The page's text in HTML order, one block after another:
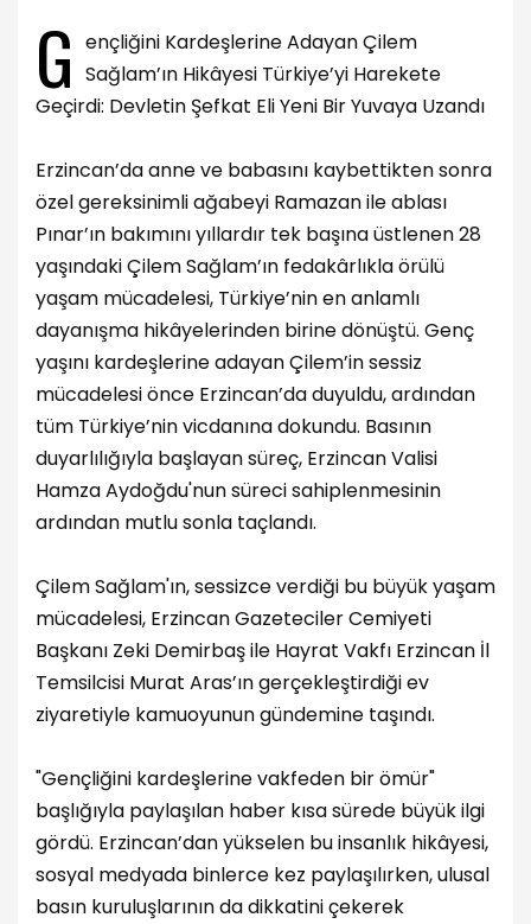
G ençliğini Kardeşlerine Adayan Çilem
Sağlam’ın Hikâyesi Türkiye’yi Harekete
Geçirdi: Devletin Şefkat Eli Yeni Bir Yuvaya Uzandı
Erzincan’da anne ve babasını kaybettikten sonra
özel gereksinimli ağabeyi Ramazan ile ablası
Pınar’ın bakımını yıllardır tek başına üstlenen 28
yaşındaki Çilem Sağlam’ın fedakârlıkla örülü
yaşam mücadelesi, Türkiye’nin en anlamlı
dayanışma hikâyelerinden birine dönüştü. Genç
yaşını kardeşlerine adayan Çilem’in sessiz
mücadelesi önce Erzincan’da duyuldu, ardından
tüm Türkiye’nin vicdanına dokundu. Basının
duyarlılığıyla başlayan süreç, Erzincan Valisi
Hamza Aydoğdu'nun süreci sahiplenmesinin
ardından mutlu sonla taçlandı.
Çilem Sağlam'ın, sessizce verdiği bu büyük yaşam
mücadelesi, Erzincan Gazeteciler Cemiyeti
Başkanı Zeki Demirbaş ile Hayrat Vakfı Erzincan İl
Temsilcisi Murat Aras’ın gerçekleştirdiği ev
ziyaretiyle kamuoyunun gündemine taşındı.
"Gençliğini kardeşlerine vakfeden bir ömür"
başlığıyla paylaşılan haber kısa sürede büyük ilgi
gördü. Erzincan’dan yükselen bu insanlık hikâyesi,
sosyal medyada binlerce kez paylaşılırken, ulusal
basın kuruluşlarının da dikkatini çekerek